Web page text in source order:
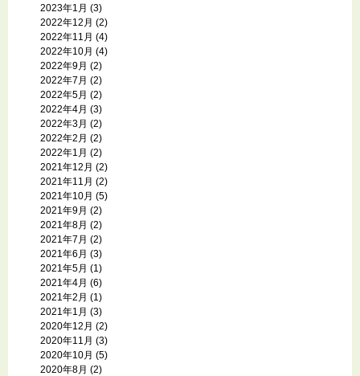
2023年1月 (3)
2022年12月 (2)
2022年11月 (4)
2022年10月 (4)
2022年9月 (2)
2022年7月 (2)
2022年5月 (2)
2022年4月 (3)
2022年3月 (2)
2022年2月 (2)
2022年1月 (2)
2021年12月 (2)
2021年11月 (2)
2021年10月 (5)
2021年9月 (2)
2021年8月 (2)
2021年7月 (2)
2021年6月 (3)
2021年5月 (1)
2021年4月 (6)
2021年2月 (1)
2021年1月 (3)
2020年12月 (2)
2020年11月 (3)
2020年10月 (5)
2020年8月 (2)